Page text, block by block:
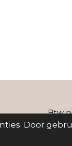
Door
nummer: